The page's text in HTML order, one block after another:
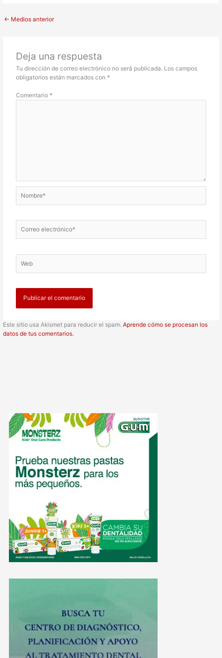
← Medios anterior
Deja una respuesta
Tu dirección de correo electrónico no será publicada. Los campos
obligatorios están marcados con *
Comentario *
electrónico*
Este sitio usa Akismet para reducir el spam.Aprende cómo se procesan los
datos de tus comentarios.